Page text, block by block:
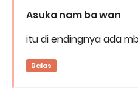
Asuka nam ba wan
itu di endingnya ada
Balas